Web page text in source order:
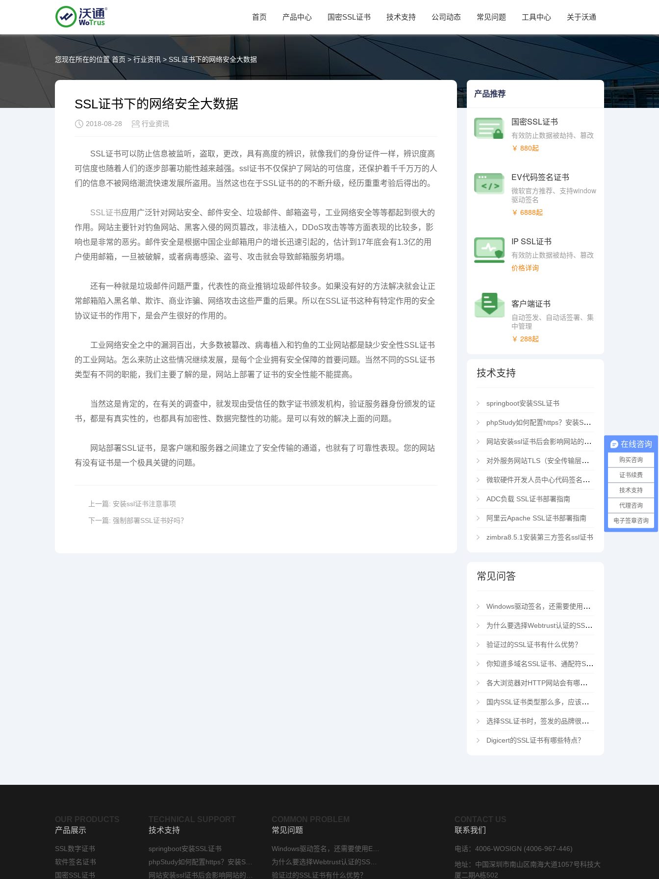
首页 产品中心 国密SSL证书 技术支持 公司动态 常见问题 工具中心 关于沃通
您现在所在的位置首页 > 行业资讯 > SSL证书下的网络安全大数据
SSL证书下的网络安全大数据
2018-08-28 行业资讯
SSL证书可以防止信息被监听，盗取，更改，具有高度的辨识，就像我们的身份证件一样，辨识度高
可信度也随着人们的逐步部署功能性越来越强。ssl证书不仅保护了网站的可信度，还保护着千千万万的人
们的信息不被网络潮流快速发展所盗用。当然这也在于SSL证书的的不断升级，经历重重考验后得出的。
SSL证书应用广泛针对网站安全、邮件安全、垃圾邮件、邮箱盗号，工业网络安全等等都起到很大的
作用。网站主要针对钓鱼网站、黑客入侵的网页篡改，非法植入，DDoS攻击等等方面表现的比较多，影
响也是非常的恶劣。邮件安全是根据中国企业邮箱用户的增长迅速引起的，估计到17年底会有1.3亿的用
户使用邮箱，一旦被破解，或者病毒感染、盗号、攻击就会导致邮箱服务坍塌。
还有一种就是垃圾邮件问题严重，代表性的商业推销垃圾邮件较多。如果没有好的方法解决就会让正
常邮箱陷入黑名单、欺诈、商业诈骗、网络攻击这些严重的后果。所以在SSL证书这种有特定作用的安全
协议证书的作用下，是会产生很好的作用的。
工业网络安全之中的漏洞百出，大多数被篡改、病毒植入和钓鱼的工业网站都是缺少安全性SSL证书
的工业网站。怎么来防止这些情况继续发展，是每个企业拥有安全保障的首要问题。当然不同的SSL证书
类型有不同的职能，我们主要了解的是，网站上部署了证书的安全性能不能提高。
当然这是肯定的，在有关的调查中，就发现由受信任的数字证书颁发机构，验证服务器身份颁发的证
书，都是有真实性的，也都具有加密性、数据完整性的功能。是可以有效的解决上面的问题。
网站部署SSL证书，是客户端和服务器之间建立了安全传输的通道，也就有了可靠性表现。您的网站
有没有证书是一个极具关键的问题。
上一篇: 安装ssl证书注意事项
下一篇: 强制部署SSL证书好吗？
产品推荐
国密SSL证书
有效防止数据被劫持、篡改
￥ 880起
EV代码签名证书
微软官方推荐、支持window
驱动签名
￥ 6888起
IP SSL证书
有效防止数据被劫持、篡改
价格详询
客户端证书
自动签发、自动话签署、集
中管理
￥ 288起
技术支持
springboot安装SSL证书
phpStudy如何配置https？安装SSL证书方法指南
网站安装ssl证书后会影响网站的访问速度吗？
对外服务网站TLS（安全传输层协议）部署指南
微软硬件开发人员中心代码签名证书选购指南
ADC负载 SSL证书部署指南
阿里云Apache SSL证书部署指南
zimbra8.5.1安装第三方签名ssl证书
常见问答
Windows驱动签名，还需要使用EV代码签名证书吗？
为什么要选择Webtrust认证的SSL证书？
验证过的SSL证书有什么优势？
你知道多域名SSL证书、通配符SSL证书、多域名通配符SSL证书吗？
各大浏览器对HTTP网站会有哪些“不安全”警告
国内SSL证书类型那么多，应该选择哪家CA机构？
选择SSL证书时，签发的品牌很重要吗？
Digicert的SSL证书有哪些特点？
OUR PRODUCTS
产品展示
SSL数字证书
软件签名证书
国密SSL证书
TECHNICAL SUPPORT
技术支持
springboot安装SSL证书
COMMON PROBLEM
常见问题
验证过的SSL证书有什么优势？
CONTACT US
联系我们
电话：4006-WOSIGN (4006-967-446)
地址：中国深圳市南山区南海大道1057号科技大
厦二期A栋502
在线咨询
购买咨询
证书续费
技术支持
代理咨询
电子签章咨询